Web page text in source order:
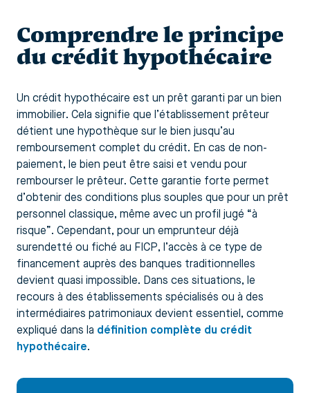
Comprendre le principe
du crédit hypothécaire
Un crédit hypothécaire est un prêt garanti par un bien
immobilier. Cela signifie que l’établissement prêteur
détient une hypothèque sur le bien jusqu’au
remboursement complet du crédit. En cas de non-
paiement, le bien peut être saisi et vendu pour
rembourser le prêteur. Cette garantie forte permet
d’obtenir des conditions plus souples que pour un prêt
personnel classique, même avec un profil jugé “à
risque”. Cependant, pour un emprunteur déjà
surendetté ou fiché au FICP, l’accès à ce type de
financement auprès des banques traditionnelles
devient quasi impossible. Dans ces situations, le
recours à des établissements spécialisés ou à des
intermédiaires patrimoniaux devient essentiel, comme
expliqué dans la définition complète du crédit
hypothécaire.